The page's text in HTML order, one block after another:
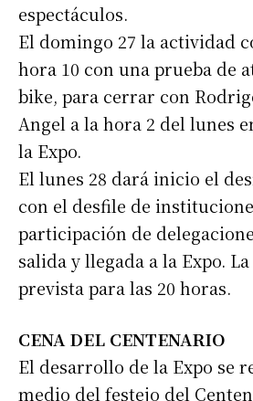
espectáculos.
El domingo 27 la actividad
hora 10 con una prueba de
bike, para cerrar con
Angel a la hora 2 del lunes
la Expo.
El lunes 28 dará inicio el
con el desfile de
participación de
salida y llegada a la Expo.
prevista para las 20 horas.
CENA DEL CENTENARIO
El desarrollo de la Expo se
medio del festejo del